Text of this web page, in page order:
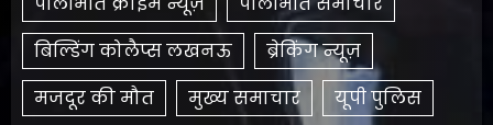
बिल्डिंग कोलैप्स लखनऊ
ब्रेकिंग न्यूज़
मजदूर की मौत
मुख्य समाचार यूपी पुलिस